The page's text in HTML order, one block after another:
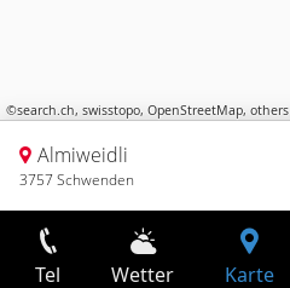
©search.ch, swisstopo, OpenStreetMap, others
Almiweidli
3757 Schwenden
Tel Wetter Karte